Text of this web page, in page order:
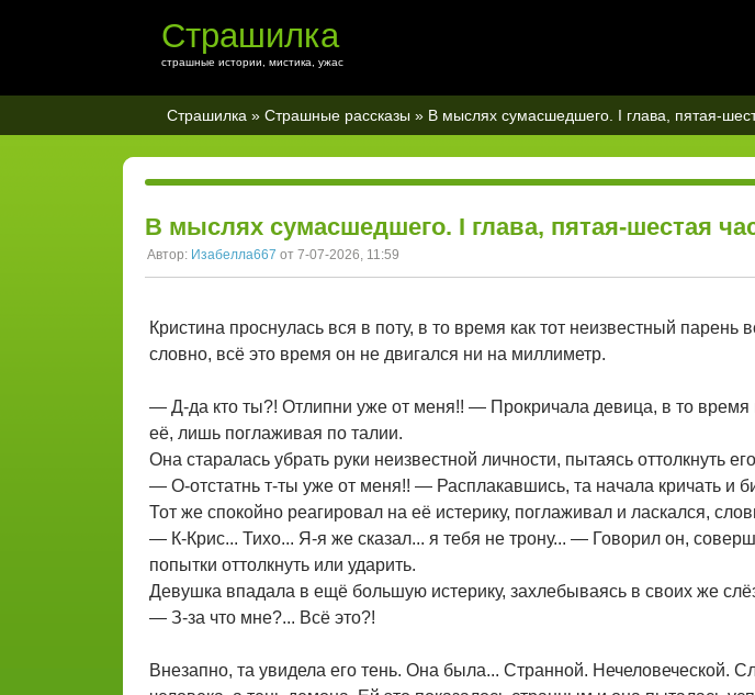
Страшилка
страшные истории, мистика, ужас
Страшилка » Страшные рассказы » В мыслях сумасшедшего. I глава, пятая-
В мыслях сумасшедшего. I глава, пятая-шестая
Автор: Изабелла667 от 7-07-2026, 11:59
Кристина проснулась вся в поту, в то время как тот неизвестный парень
словно, всё это время он не двигался ни на миллиметр.
— Д-да кто ты?! Отлипни уже от меня!! — Прокричала девица, в то время
её, лишь поглаживая по талии.
Она старалась убрать руки неизвестной личности, пытаясь оттолкнуть
— О-отстатнь т-ты уже от меня!! — Расплакавшись, та начала кричать и
Тот же спокойно реагировал на её истерику, поглаживал и ласкался,
— К-Крис... Тихо... Я-я же сказал... я тебя не трону... — Говорил он,
попытки оттолкнуть или ударить.
Девушка впадала в ещё большую истерику, захлебываясь в своих же
— З-за что мне?... Всё это?!
Внезапно, та увидела его тень. Она была... Странной. Нечеловеческой.